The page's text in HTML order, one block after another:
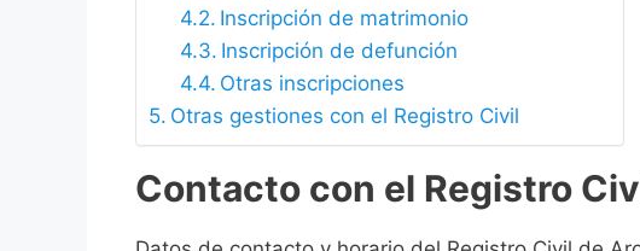
Inscripción de matrimonio
Inscripción de defunción
Otras inscripciones
Otras gestiones con el Registro Civil
Contacto con el Registro